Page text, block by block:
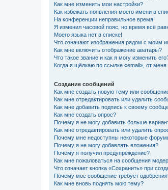
Как мне изменить мои настройки?
Как избежать появления моего имени в
На конференции неправильное время!
Я изменил часовой пояс, но время всё
Моего языка нет в списке!
Что означают изображения рядом с моим
Как мне включить отображение аватары?
Что такое звание и как я могу изменить
Когда я щёлкаю по ссылке «email», от
Создание сообщений
Как мне создать новую тему или
Как мне отредактировать или удалить
Как мне добавить подпись к своему
Как мне создать опрос?
Почему я не могу добавить больше
Как мне отредактировать или удалить
Почему мне недоступны некоторые
Почему я не могу добавлять вложения?
Почему я получил предупреждение?
Как мне пожаловаться на сообщения
Что означает кнопка «Сохранить» при
Почему моё сообщение требует
Как мне вновь поднять мою тему?